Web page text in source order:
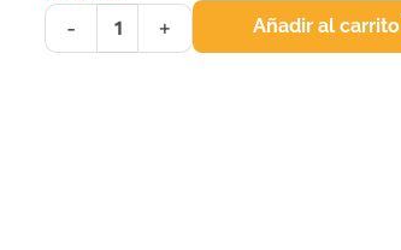
- + Añadir al carrito